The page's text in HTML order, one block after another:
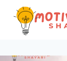
content